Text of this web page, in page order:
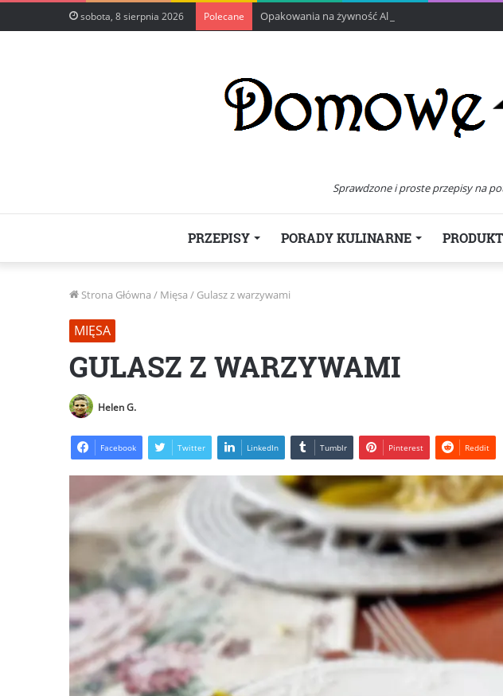
sobota, 8 sierpnia 2026 Polecane Opakowania na żywność All In Packaging
Sprawdzone i proste przepisy na
PRZEPISY PORADY KULINARNE
Strona Główna / Mięsa / Gulasz z warzywami
MIĘSA
GULASZ Z WARZYWAMI
Helen G.
Facebook Twitter LinkedIn Tumblr Pinterest Reddit